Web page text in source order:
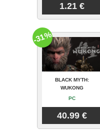
1.21 €
BLACK MYTH:
WUKONG
PC
40.99 €
-31%